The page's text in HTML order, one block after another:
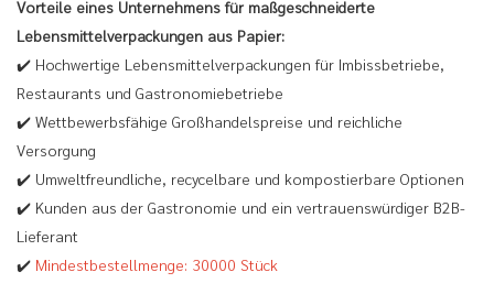
Vorteile eines Unternehmens für maßgeschneiderte
Lebensmittelverpackungen aus Papier:
✔️ Hochwertige Lebensmittelverpackungen für Imbissbetriebe,
Restaurants und Gastronomiebetriebe
✔️ Wettbewerbsfähige Großhandelspreise und reichliche
Versorgung
✔️ Umweltfreundliche, recycelbare und kompostierbare Optionen
✔️ Kunden aus der Gastronomie und ein vertrauenswürdiger B2B-
Lieferant
✔️ Mindestbestellmenge: 30000 Stück